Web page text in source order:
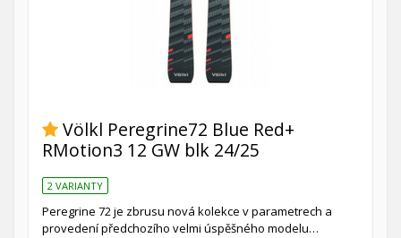
Völkl Peregrine72 Blue Red+
RMotion3 12 GW blk 24/25
2 VARIANTY
Peregrine 72 je zbrusu nová kolekce v parametrech a
provedení předchozího velmi úspěšného modelu…